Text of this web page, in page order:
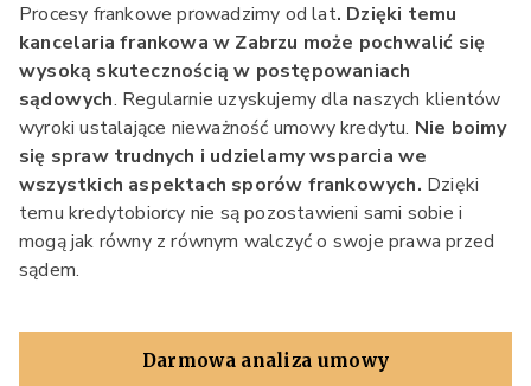
Procesy frankowe prowadzimy od lat. Dzięki temu
kancelaria frankowa w Zabrzu może pochwalić się
wysoką skutecznością w postępowaniach
sądowych. Regularnie uzyskujemy dla naszych klientów
wyroki ustalające nieważność umowy kredytu. Nie boimy
się spraw trudnych i udzielamy wsparcia we
wszystkich aspektach sporów frankowych. Dzięki
temu kredytobiorcy nie są pozostawieni sami sobie i
mogą jak równy z równym walczyć o swoje prawa przed
sądem.
Darmowa analiza umowy